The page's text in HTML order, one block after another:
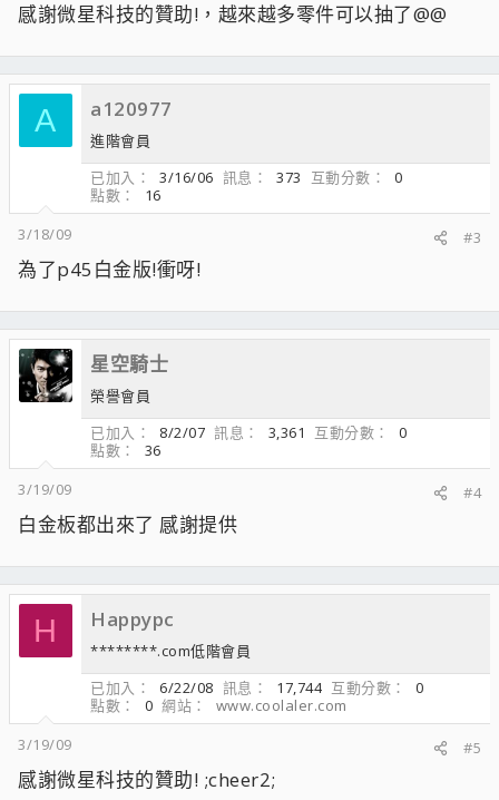
感謝微星科技的贊助!，越來越多零件可以抽了@@
A a120977
進階會員
已加入
3/16/06 訊息 373 互動分數
0
點數
16
3/18/09
#3
為了p45白金版!衝呀!
星空騎士
榮譽會員
已加入
8/2/07 訊息 3,361 互動分數
0
點數
36
3/19/09
#4
白金板都出來了 感謝提供
H Happypc
********.com低階會員
已加入
6/22/08 訊息 17,744 互動分數
0
點數
0 網站
www.coolaler.com
3/19/09
#5
感謝微星科技的贊助! ;cheer2;